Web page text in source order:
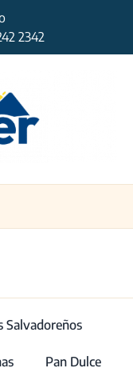
2342
Salvadoreños
Pan Dulce